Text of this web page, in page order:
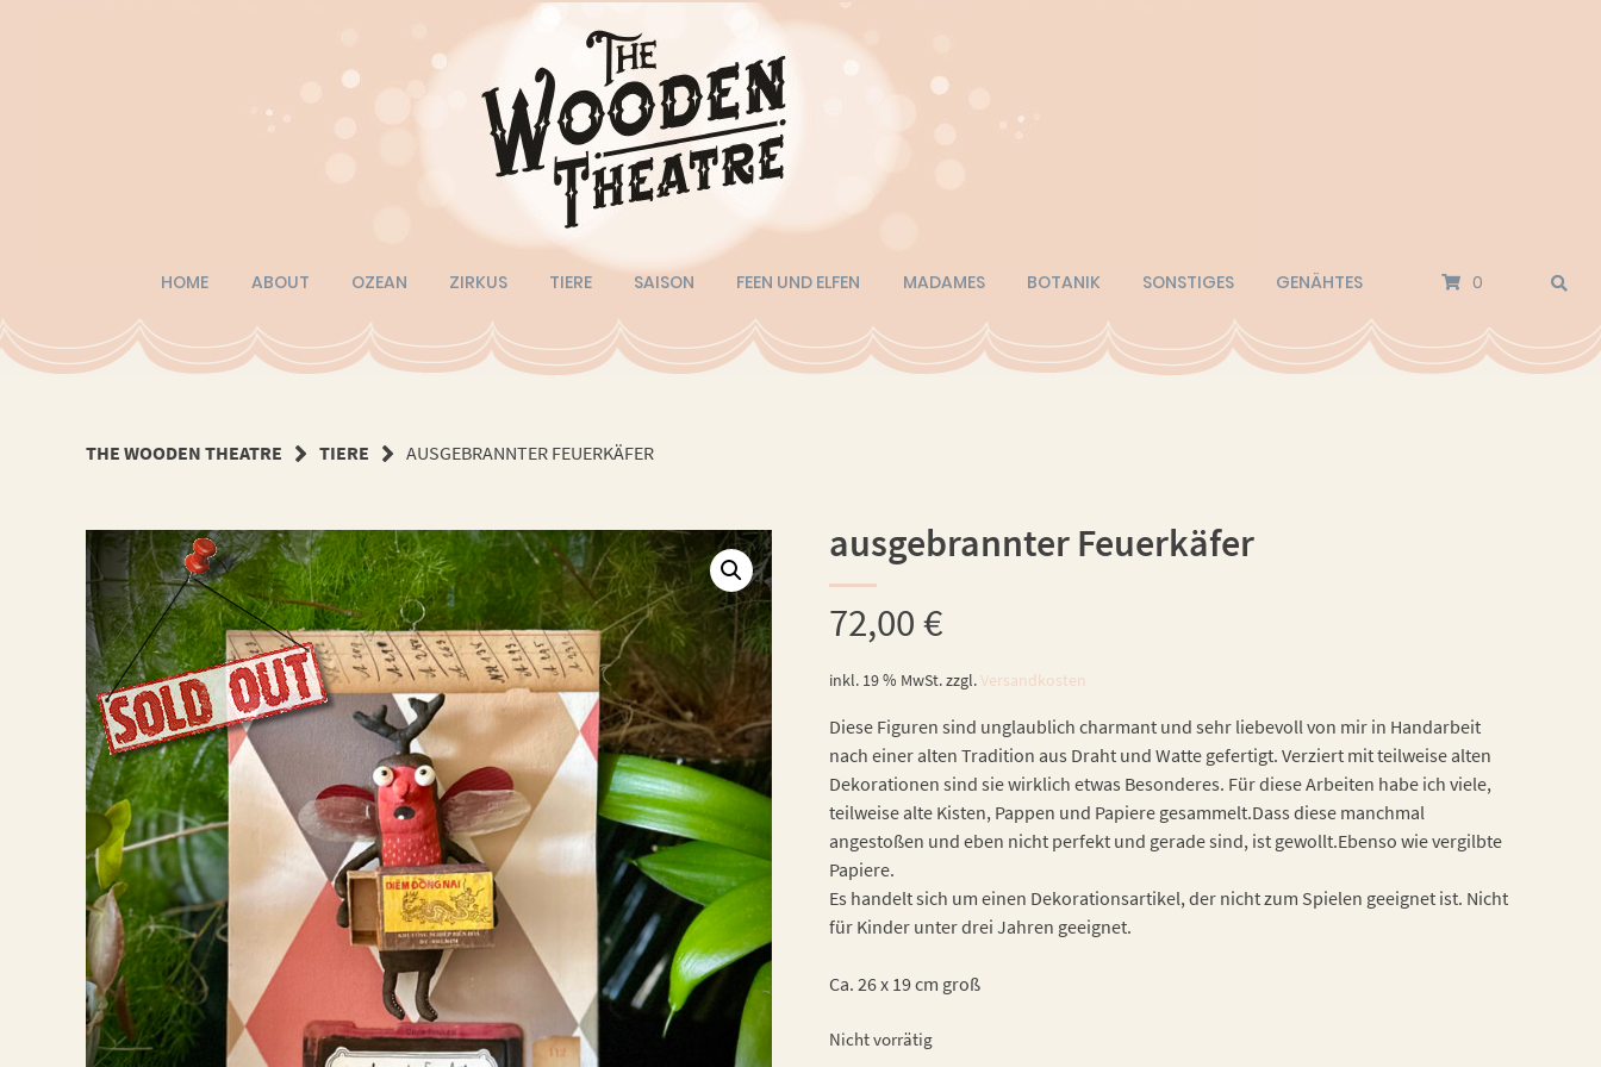
HOME ABOUT OZEAN ZIRKUS TIERE SAISON FEEN UND ELFEN MADAMES BOTANIK SONSTIGES GENÄHTES 0
THE WOODEN THEATRE TIERE AUSGEBRANNTER FEUERKÄFER
ausgebrannter Feuerkäfer
72,00€
inkl. 19 % MwSt.zzgl.Versandkosten
Diese Figuren sind unglaublich charmant und sehr liebevoll von mir in Handarbeit
nach einer alten Tradition aus Draht und Watte gefertigt. Verziert mit teilweise alten
Dekorationen sind sie wirklich etwas Besonderes. Für diese Arbeiten habe ich viele,
teilweise alte Kisten, Pappen und Papiere gesammelt.Dass diese manchmal
angestoßen und eben nicht perfekt und gerade sind, ist gewollt.Ebenso wie vergilbte
Papiere.
Es handelt sich um einen Dekorationsartikel, der nicht zum Spielen geeignet ist. Nicht
für Kinder unter drei Jahren geeignet.
Ca. 26 x 19 cm groß
Nicht vorrätig